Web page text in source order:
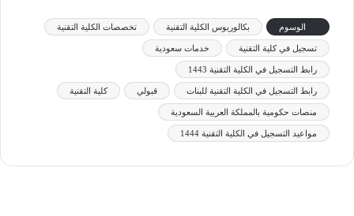
الوسوم بكالوريوس الكلية التقنية تخصصات الكلية التقنية
تسجيل في كلية التقنية خدمات سعودية
رابط التسجيل في الكلية التقنية 1443
رابط التسجيل في الكلية التقنية للبنات قبولي كلية التقنية
منصات حكومية بالمملكة العربية السعودية
مواعيد التسجيل في الكلية التقنية 1444